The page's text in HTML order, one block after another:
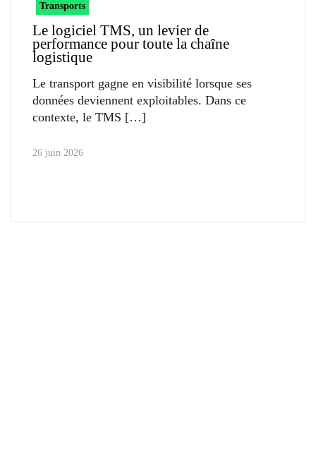
Transports
Le logiciel TMS, un levier de
performance pour toute la chaîne
logistique
Le transport gagne en visibilité lorsque ses
données deviennent exploitables. Dans ce
contexte, le TMS
26 juin 2026